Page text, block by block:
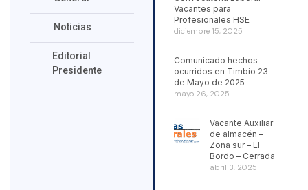
Noticias
Editorial
Presidente
Vacantes para
Profesionales HSE
diciembre 15, 2025
Comunicado hechos
ocurridos en Timbio 23
de Mayo de 2025
mayo 26, 2025
Vacante Auxiliar
de almacén –
Zona sur – El
Bordo – Cerrada
abril 3, 2025